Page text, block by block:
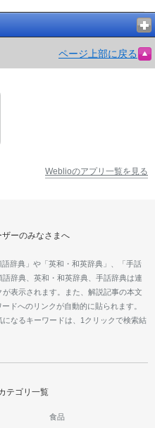
ページ上部に戻る
Weblioのアプリ一覧を見る
ーのみなさまへ
辞典」や「英和・和英辞典」、「手話
辞典、英和・和英辞典、手話辞典は連
表示されます。また、解説記事の本文
ドへのリンクが自動的に貼られます。
なるキーワードは、1クリックで検索結
テゴリ一覧
食品